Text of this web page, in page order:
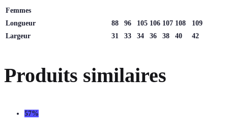
Femmes
Longueur
88 96 105 106 107 108
109
Largeur
31 33 34 36 38 40 42
Produits similaires
57%